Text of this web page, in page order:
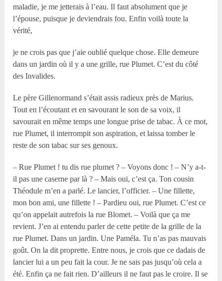
maladie, je me jetterais à l’eau. Il faut absolument que je
l’épouse, puisque je deviendrais fou. Enfin voilà toute la
vérité,
je ne crois pas que j’aie oublié quelque chose. Elle demeure
dans un jardin où il y a une grille, rue Plumet. C’est du côté
des Invalides.
Le père Gillenormand s’était assis radieux près de Marius.
Tout en l’écoutant et en savourant le son de sa voix, il
savourait en même temps une longue prise de tabac. À ce mot,
rue Plumet, il interrompit son aspiration, et laissa tomber le
reste de son tabac sur ses genoux.
– Rue Plumet ! tu dis rue plumet ? – Voyons donc ! – N’y a-t-
il pas une caserne par là ? – Mais oui, c’est ça. Ton cousin
Théodule m’en a parlé. Le lancier, l’officier. – Une fillette,
mon bon ami, une fillette ! – Pardieu oui, rue Plumet. C’est ce
qu’on appelait autrefois la rue Blomet. – Voilà que ça me
revient. J’en ai entendu parler de cette petite de la grille de la
rue Plumet. Dans un jardin. Une Paméla. Tu n’as pas mauvais
goût. On la dit proprette. Entre nous, je crois que ce dadais de
lancier lui a un peu fait la cour. Je ne sais pas jusqu’où cela a
été. Enfin ça ne fait rien. D’ailleurs il ne faut pas le croire. Il se